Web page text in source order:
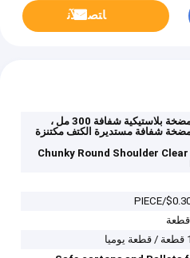
ﺎﺘﺼﻟ ﺍﻶﻧ
زجاجة مضخة بلاستيكية شفافة 300 مل ،
شفافة مستديرة الكتف مكتنزة
Chunky Round Shoulder